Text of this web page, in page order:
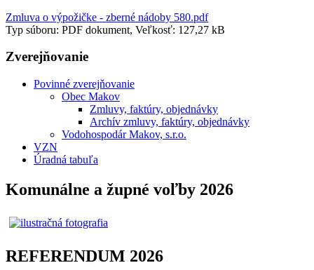
Zmluva o výpožičke - zberné nádoby 580.pdf
Typ súboru: PDF dokument, Veľkosť: 127,27 kB
Zverejňovanie
Povinné zverejňovanie
Obec Makov
Zmluvy, faktúry, objednávky
Archív zmluvy, faktúry, objednávky
Vodohospodár Makov, s.r.o.
VZN
Úradná tabuľa
Komunálne a župné voľby 2026
REFERENDUM 2026